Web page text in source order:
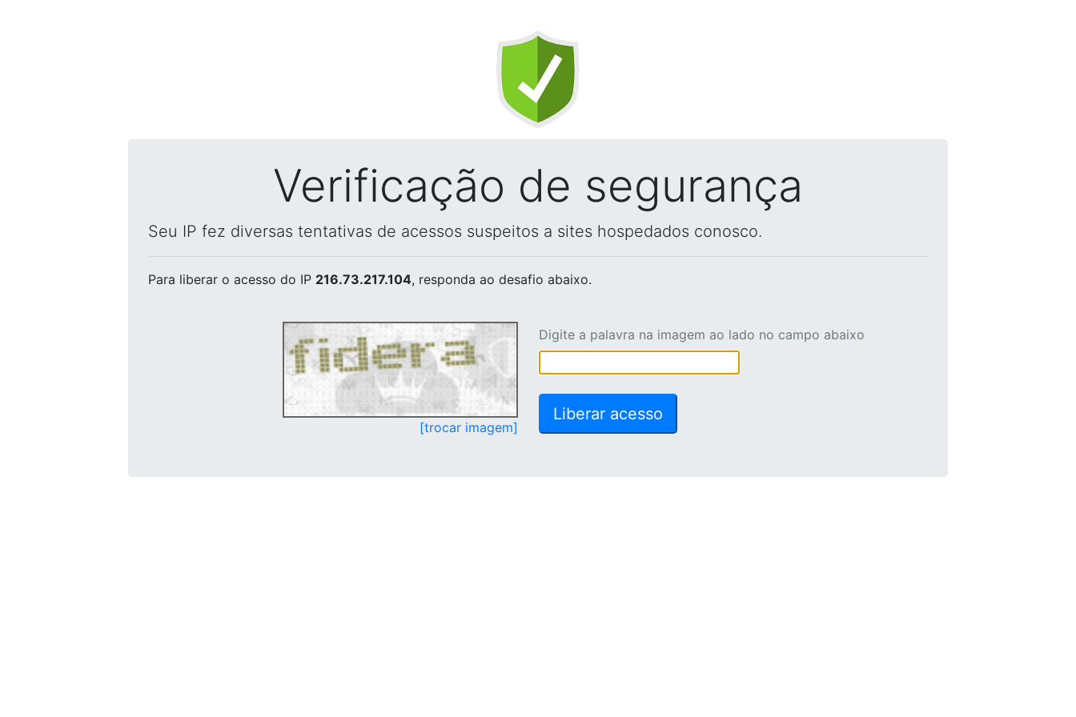
Verificação de segurança
Seu IP fez diversas tentativas de acessos suspeitos a sites hospedados conosco.
Para liberar o acesso do IP 216.73.217.104, responda ao desafio abaixo.
[trocar imagem]
Digite a palavra na imagem ao lado no campo abaixo